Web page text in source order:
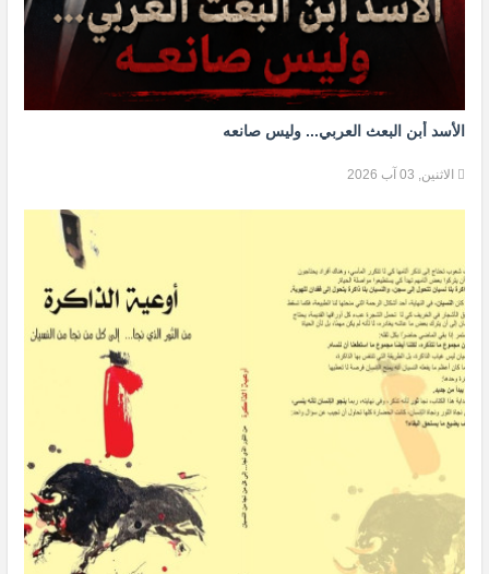
الأسد أبن البعث العربي... وليس صانعه
الاثنين, 03 آب 2026